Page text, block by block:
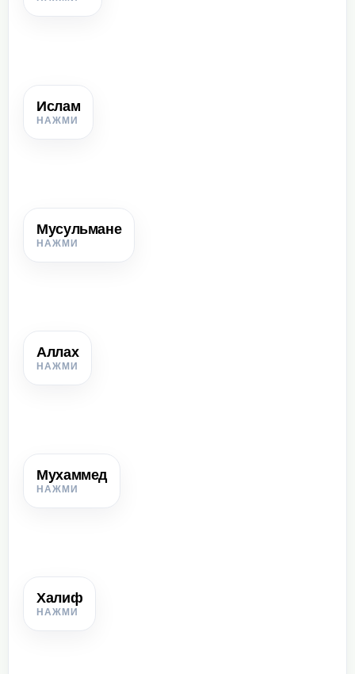
Ислам
Религия, название которой означает «покорность».
Мусульмане
Люди, признавшие ислам; «покорные Богу».
Аллах
Единый Бог в исламе.
Мухаммед
Основатель ислама, пророк и объединитель арабов.
Халиф